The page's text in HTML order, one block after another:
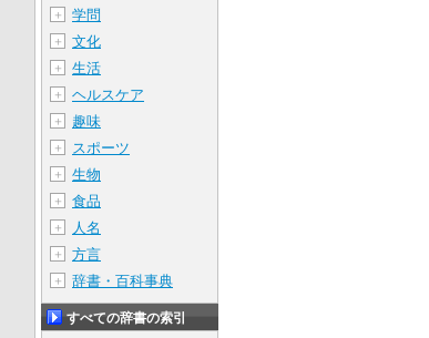
＋ 学問
＋ 文化
＋ 生活
＋ ヘルスケア
＋ 趣味
＋ スポーツ
＋ 生物
＋ 食品
＋ 人名
＋ 方言
＋ 辞書・百科事典
すべての辞書の索引